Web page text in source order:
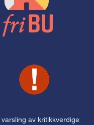
varsling av kritikkverdige